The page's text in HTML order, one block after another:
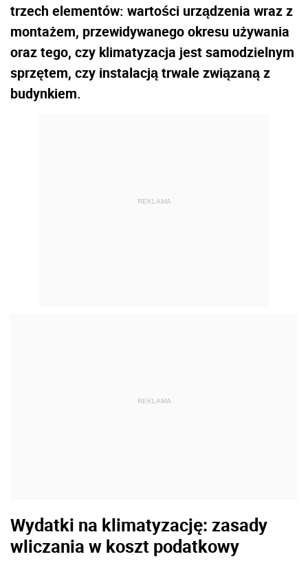
trzech elementów: wartości urządzenia wraz z
montażem, przewidywanego okresu używania
oraz tego, czy klimatyzacja jest samodzielnym
sprzętem, czy instalacją trwale związaną z
budynkiem.
REKLAMA
REKLAMA
Wydatki na klimatyzację: zasady
wliczania w koszt podatkowy